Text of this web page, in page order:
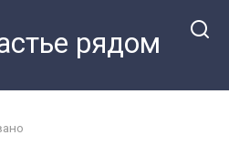
рядом